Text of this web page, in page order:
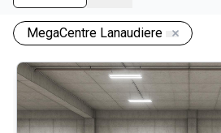
MegaCentre Lanaudiere